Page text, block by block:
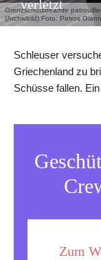
Grenzschutzbeamte
(Archivbild) Foto: Petros
verletzt
Schleuser
Griechenland zu
Schüsse fallen.
Zum